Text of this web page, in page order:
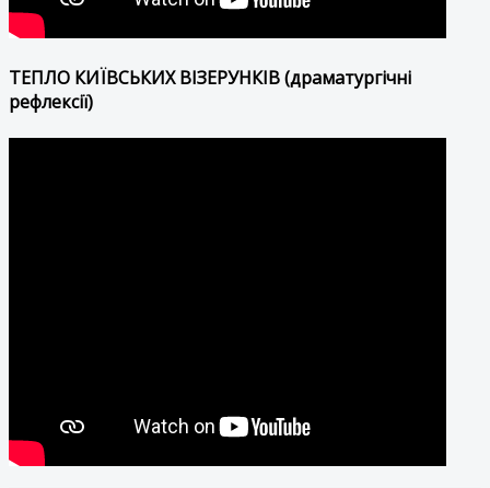
ТЕПЛО КИЇВСЬКИХ ВІЗЕРУНКІВ (драматургічні
рефлексії)